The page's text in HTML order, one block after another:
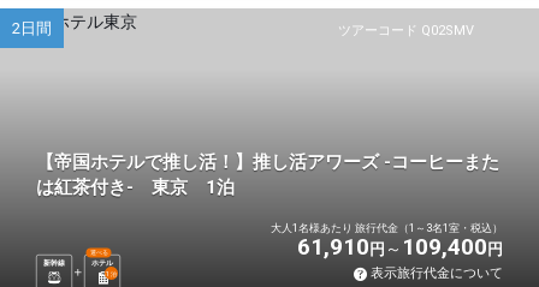
ツアーコード Q02SMV
2日間
【帝国ホテルで推し活！】推し活アワーズ -コーヒーまた
は紅茶付き- 東京 1泊
新幹線 ホテル
選べる
1 泊
大人1名様あたり 旅行代金（1～3名1室・税込）
61,910 円 109,400 円
表示旅行代金について